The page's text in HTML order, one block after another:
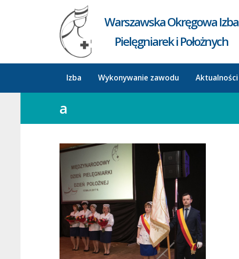
Warszawska Okręgowa Izba
Pielęgniarek i Położnych
Izba Wykonywanie zawodu Aktualności
a